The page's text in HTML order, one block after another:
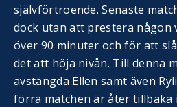
självförtroende. Senaste
dock utan att prestera någon
över 90 minuter och för att
det att höja nivån. Till denna
avstängda Ellen samt även
förra matchen är åter